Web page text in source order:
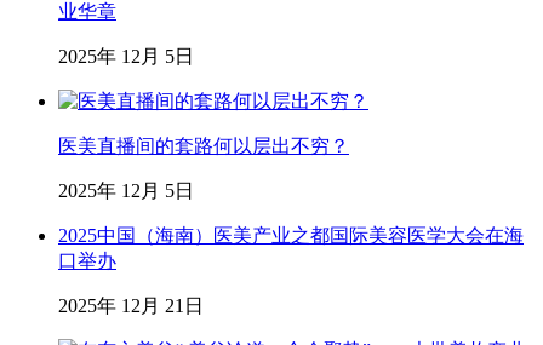
业华章
2025年 12月 5日
医美直播间的套路何以层出不穷？
2025年 12月 5日
2025中国（海南）医美产业之都国际美容医学大会在海
口举办
2025年 12月 21日